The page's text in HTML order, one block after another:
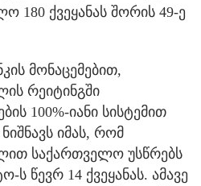
180 ქვეყანას შორის 49-ე
მონაცემებით,
რეიტინგში
100%-იანი სისტემით
იმას, რომ
საქართველო უსწრებს
ს წევრ 14 ქვეყანას. ამავე